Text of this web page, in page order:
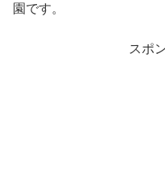
園です。
スポ